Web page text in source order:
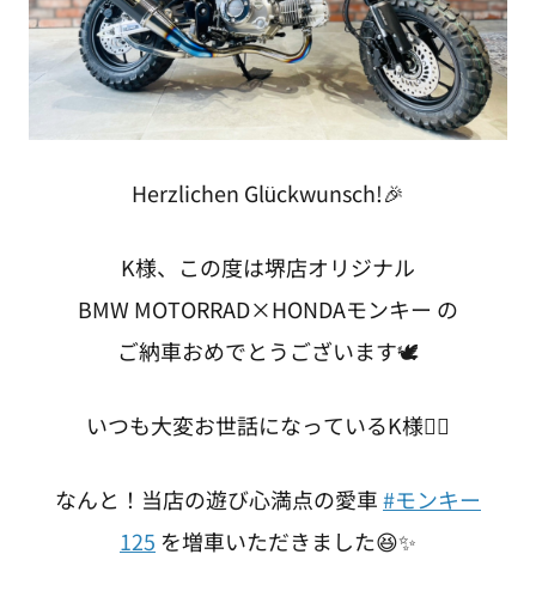
Herzlichen Glückwunsch!🎉
K様、この度は堺店オリジナル
BMW MOTORRAD×HONDAモンキー の
ご納車おめでとうございます🕊
いつも大変お世話になっているK様🙂‍↕️
なんと！当店の遊び心満点の愛車#モンキー
125 を増車いただきました😆✨